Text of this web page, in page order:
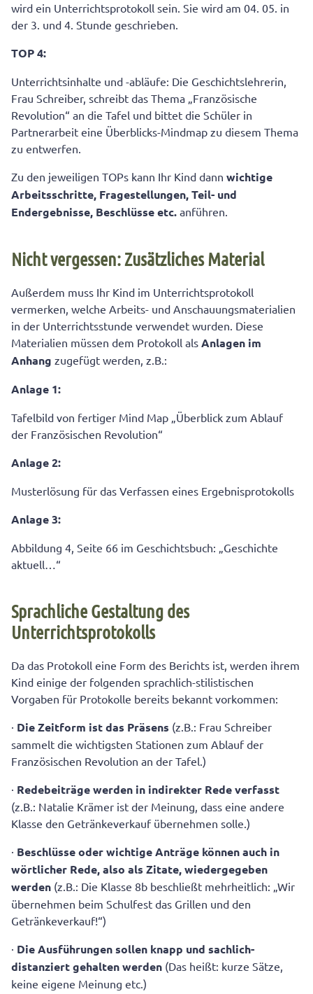
wird ein Unterrichtsprotokoll sein. Sie wird am 04. 05. in
der 3. und 4. Stunde geschrieben.
TOP 4:
Unterrichtsinhalte und -abläufe: Die Geschichtslehrerin,
Frau Schreiber, schreibt das Thema „Französische
Revolution“ an die Tafel und bittet die Schüler in
Partnerarbeit eine Überblicks-Mindmap zu diesem Thema
zu entwerfen.
Zu den jeweiligen TOPs kann Ihr Kind dann wichtige
Arbeitsschritte, Fragestellungen, Teil- und
Endergebnisse, Beschlüsse etc. anführen.
Nicht vergessen: Zusätzliches Material
Außerdem muss Ihr Kind im Unterrichtsprotokoll
vermerken, welche Arbeits- und Anschauungsmaterialien
in der Unterrichtsstunde verwendet wurden. Diese
Materialien müssen dem Protokoll als Anlagen im
Anhang zugefügt werden, z.B.:
Anlage 1:
Tafelbild von fertiger Mind Map „Überblick zum Ablauf
der Französischen Revolution“
Anlage 2:
Musterlösung für das Verfassen eines Ergebnisprotokolls
Anlage 3:
Abbildung 4, Seite 66 im Geschichtsbuch: „Geschichte
aktuell…“
Sprachliche Gestaltung des
Unterrichtsprotokolls
Da das Protokoll eine Form des Berichts ist, werden ihrem
Kind einige der folgenden sprachlich-stilistischen
Vorgaben für Protokolle bereits bekannt vorkommen:
· Die Zeitform ist das Präsens (z.B.: Frau Schreiber
sammelt die wichtigsten Stationen zum Ablauf der
Französischen Revolution an der Tafel.)
· Redebeiträge werden in indirekter Rede verfasst
(z.B.: Natalie Krämer ist der Meinung, dass eine andere
Klasse den Getränkeverkauf übernehmen solle.)
· Beschlüsse oder wichtige Anträge können auch in
wörtlicher Rede, also als Zitate, wiedergegeben
werden (z.B.: Die Klasse 8b beschließt mehrheitlich: „Wir
übernehmen beim Schulfest das Grillen und den
Getränkeverkauf!“)
· Die Ausführungen sollen knapp und sachlich-
distanziert gehalten werden (Das heißt: kurze Sätze,
keine eigene Meinung etc.)